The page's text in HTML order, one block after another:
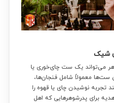
می‌تواند یک ست چای‌خوری یا
ست‌ها معمولاً شامل فنجان‌ها،
تجربه نوشیدن چای یا قهوه را
برای پدرشوهرهایی که اهل